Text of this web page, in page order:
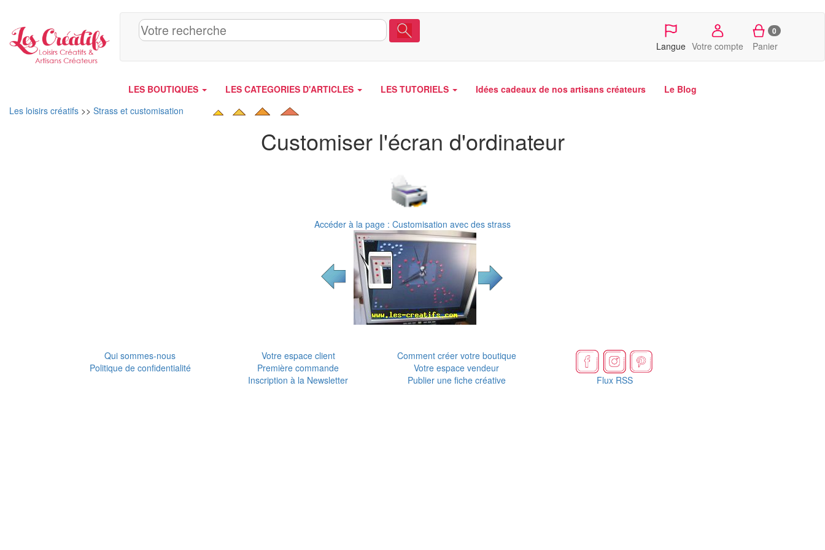
Langue Votre compte
0
Panier
LES BOUTIQUES LES CATEGORIES D'ARTICLES LES TUTORIELS Idées cadeaux de nos artisans créateurs
Le Blog
Les loisirs créatifs >> Strass et customisation
Customiser l'écran d'ordinateur
Accéder à la page : Customisation avec des strass
Qui sommes-nous
Politique de confidentialité
Votre espace client
Première commande
Inscription à la Newsletter
Comment créer votre boutique
Votre espace vendeur
Publier une fiche créative
Flux RSS